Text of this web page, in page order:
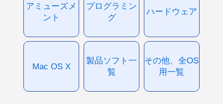
アミューズメ
ント
プログラミン
グ
ハードウェア
Mac OS X
製品ソフト一
覧
その他、全OS
用一覧